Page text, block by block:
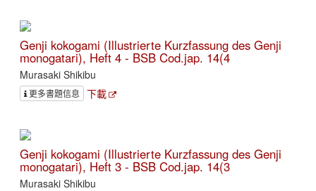
Genji kokogami (Illustrierte Kurzfassung des Genji
monogatari), Heft 4 - BSB Cod.jap. 14(4
Murasaki Shikibu
更多書題信息 下載
Genji kokogami (Illustrierte Kurzfassung des Genji
monogatari), Heft 3 - BSB Cod.jap. 14(3
Murasaki Shikibu